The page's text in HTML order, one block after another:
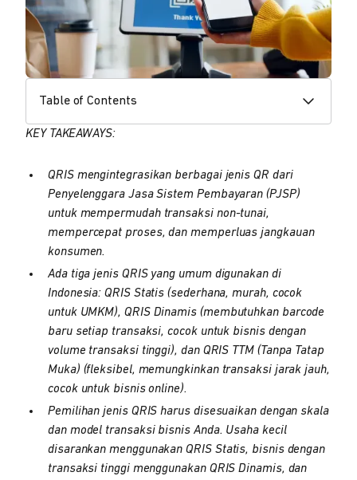
Table of Contents
KEY TAKEAWAYS:
QRIS mengintegrasikan berbagai jenis QR dari
Penyelenggara Jasa Sistem Pembayaran (PJSP)
untuk mempermudah transaksi non-tunai,
mempercepat proses, dan memperluas jangkauan
konsumen.
Ada tiga jenis QRIS yang umum digunakan di
Indonesia: QRIS Statis (sederhana, murah, cocok
untuk UMKM), QRIS Dinamis (membutuhkan barcode
baru setiap transaksi, cocok untuk bisnis dengan
volume transaksi tinggi), dan QRIS TTM (Tanpa Tatap
Muka) (fleksibel, memungkinkan transaksi jarak jauh,
cocok untuk bisnis online).
Pemilihan jenis QRIS harus disesuaikan dengan skala
dan model transaksi bisnis Anda. Usaha kecil
disarankan menggunakan QRIS Statis, bisnis dengan
transaksi tinggi menggunakan QRIS Dinamis, dan